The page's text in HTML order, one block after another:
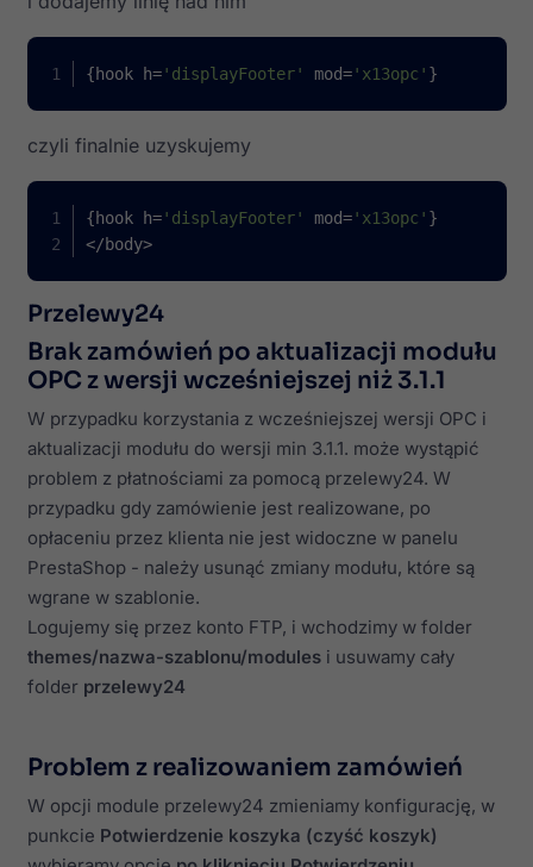
{hook h='displayFooter' mod='x13opc' }
czyli finalnie uzyskujemy
{hook h='displayFooter' mod='x13opc' }
</body>
Przelewy24
Brak zamówień po aktualizacji modułu
OPC z wersji wcześniejszej niż 3.1.1
W przypadku korzystania z wcześniejszej wersji OPC i
aktualizacji modułu do wersji min 3.1.1. może wystąpić
problem z płatnościami za pomocą przelewy24. W
przypadku gdy zamówienie jest realizowane, po
opłaceniu przez klienta nie jest widoczne w panelu
PrestaShop - należy usunąć zmiany modułu, które są
wgrane w szablonie.
Logujemy się przez konto FTP, i wchodzimy w folder
themes/nazwa-szablonu/modulesi usuwamy cały
folder przelewy24
Problem z realizowaniem zamówień
W opcji module przelewy24 zmieniamy konfigurację, w
punkcie Potwierdzenie koszyka (czyść koszyk)